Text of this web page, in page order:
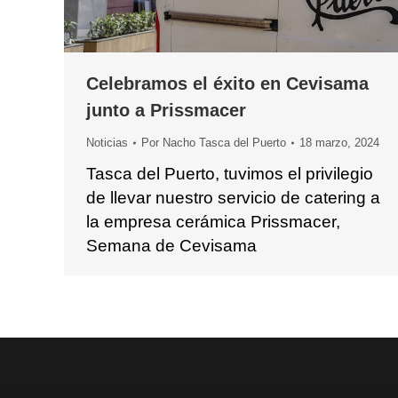
Celebramos el éxito en Cevisama
junto a Prissmacer
Noticias Por Nacho Tasca del Puerto 18 marzo, 2024
Tasca del Puerto, tuvimos el privilegio
de llevar nuestro servicio de catering a
la empresa cerámica Prissmacer,
Semana de Cevisama